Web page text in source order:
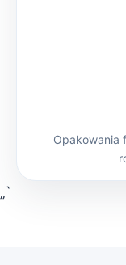
Opakowania
„`